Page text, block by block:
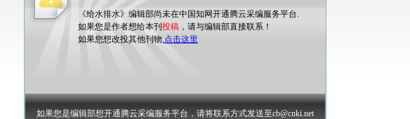
《给水排水》编辑部尚未在中国知网开通腾云采编服务平台.
如果您是作者想给本刊 投稿，请与编辑部直接联系！
如果您想改投其他刊物,点击这里
如果您是编辑部想开通腾云采编服务平台，请将联系方式发送至cb@cnki.net